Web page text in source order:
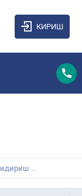
КИРИШ